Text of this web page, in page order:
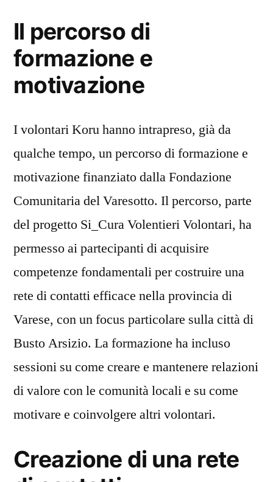
Il percorso di
formazione e
motivazione
I volontari Koru hanno intrapreso, già da
qualche tempo, un percorso di formazione e
motivazione finanziato dalla Fondazione
Comunitaria del Varesotto. Il percorso, parte
del progetto Si_Cura Volentieri Volontari, ha
permesso ai partecipanti di acquisire
competenze fondamentali per costruire una
rete di contatti efficace nella provincia di
Varese, con un focus particolare sulla città di
Busto Arsizio. La formazione ha incluso
sessioni su come creare e mantenere relazioni
di valore con le comunità locali e su come
motivare e coinvolgere altri volontari.
Creazione di una rete